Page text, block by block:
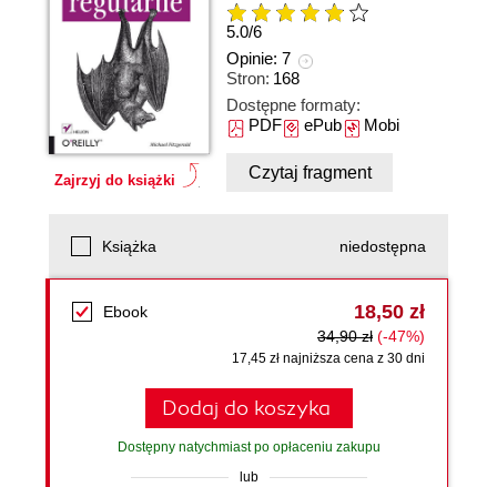
Zajrzyj do książki
5.0/6
Opinie: 7
Stron: 168
Dostępne formaty:
PDFePubMobi
Czytaj fragment
Książka niedostępna
Ebook 18,50 zł
34,90 zł (-47%)
17,45 zł najniższa cena z 30 dni
Dodaj do koszyka
Dostępny natychmiast po opłaceniu zakupu
lub